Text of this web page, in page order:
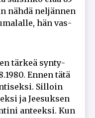
näh­dä nel­jän­nen
hän vas­
tär­keä syn­ty­
En­nen tätä
Sil­loin
ja Jee­suk­sen
an­teek­si. Kun